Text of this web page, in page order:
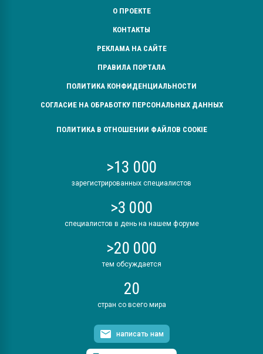
О ПРОЕКТЕ
КОНТАКТЫ
РЕКЛАМА НА САЙТЕ
ПРАВИЛА ПОРТАЛА
ПОЛИТИКА КОНФИДЕНЦИАЛЬНОСТИ
СОГЛАСИЕ НА ОБРАБОТКУ ПЕРСОНАЛЬНЫХ ДАННЫХ
ПОЛИТИКА В ОТНОШЕНИИ ФАЙЛОВ COOKIE
>13 000
зарегистрированных специалистов
>3 000
специалистов в день на нашем форуме
>20 000
тем обсуждается
20
стран со всего мира
написать нам